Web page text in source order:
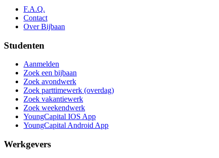
F.A.Q.
Contact
Over Bijbaan
Studenten
Aanmelden
Zoek een bijbaan
Zoek avondwerk
Zoek parttimewerk (overdag)
Zoek vakantiewerk
Zoek weekendwerk
YoungCapital IOS App
YoungCapital Android App
Werkgevers